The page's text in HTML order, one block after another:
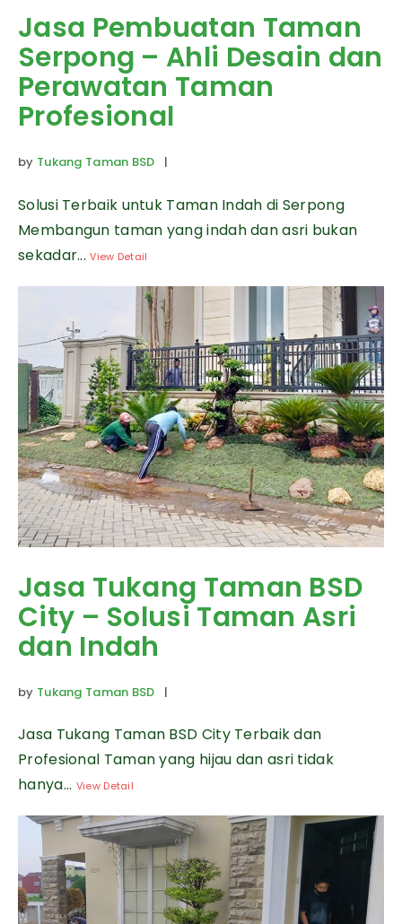
Jasa Pembuatan Taman
Serpong – Ahli Desain dan
Perawatan Taman
Profesional
by Tukang Taman BSD |
Solusi Terbaik untuk Taman Indah di Serpong
Membangun taman yang indah dan asri bukan
sekadar...View Detail
Jasa Tukang Taman BSD
City – Solusi Taman Asri
dan Indah
by Tukang Taman BSD |
Jasa Tukang Taman BSD City Terbaik dan
Profesional Taman yang hijau dan asri tidak
hanya... View Detail